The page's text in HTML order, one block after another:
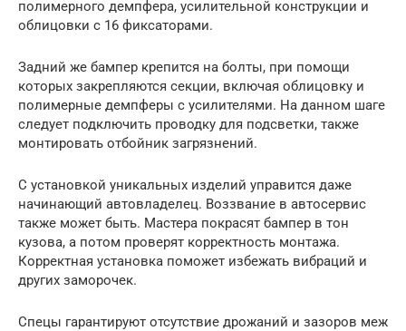
полимерного демпфера, усилительной конструкции и
облицовки с 16 фиксаторами.
Задний же бампер крепится на болты, при помощи
которых закрепляются секции, включая облицовку и
полимерные демпферы с усилителями. На данном шаге
следует подключить проводку для подсветки, также
монтировать отбойник загрязнений.
С установкой уникальных изделий управится даже
начинающий автовладелец. Воззвание в автосервис
также может быть. Мастера покрасят бампер в тон
кузова, а потом проверят корректность монтажа.
Корректная установка поможет избежать вибраций и
других заморочек.
Спецы гарантируют отсутствие дрожаний и зазоров меж